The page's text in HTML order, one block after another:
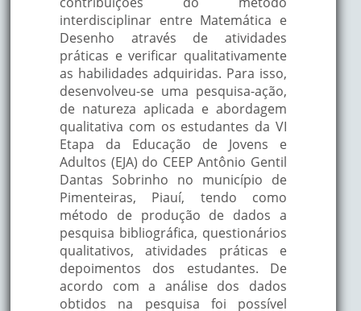
interdisciplinar entre Matemática e
Desenho através de atividades
práticas e verificar qualitativamente
as habilidades adquiridas. Para isso,
desenvolveu-se uma pesquisa-ação,
de natureza aplicada e abordagem
qualitativa com os estudantes da VI
Etapa da Educação de Jovens e
Adultos (EJA) do CEEP Antônio Gentil
Dantas Sobrinho no município de
Pimenteiras, Piauí, tendo como
método de produção de dados a
pesquisa bibliográfica, questionários
qualitativos, atividades práticas e
depoimentos dos estudantes. De
acordo com a análise dos dados
obtidos na pesquisa foi possível